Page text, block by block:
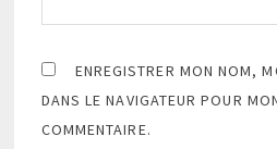
ENREGISTRER MON NOM,
DANS LE NAVIGATEUR POUR
COMMENTAIRE.